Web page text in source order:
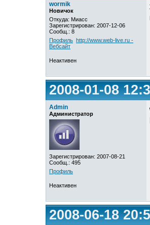
wormik
Новичок
Откуда: Миасс
Зарегистрирован: 2007-12-06
Сообщ.: 8
Профиль http://www.web-live.ru -
Вебсайт
Неактивен
2008-01-08
Admin
Администратор
Зарегистрирован: 2007-08-21
Сообщ.: 495
Профиль
Неактивен
2008-06-18